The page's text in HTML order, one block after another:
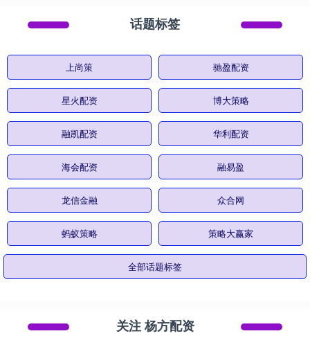
话题标签
上尚策 驰盈配资
星火配资 博大策略
融凯配资 华利配资
海会配资 融易盈
龙信金融 众合网
蚂蚁策略 策略大赢家
全部话题标签
关注 杨方配资